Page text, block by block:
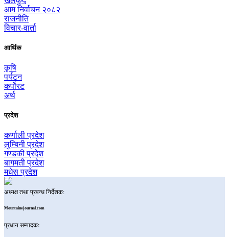
आम निर्वाचन २०८२
राजनीति
विचार-वार्ता
आर्थिक
कृषि
पर्यटन
कर्पाेरट
अर्थ
प्रदेश
कर्णाली प्रदेश
लुम्बिनी प्रदेश
गण्डकी प्रदेश
बागमती प्रदेश
मधेस प्रदेश
अध्यक्ष तथा प्रबन्ध निर्देशक:
Mountainejournal.com
प्रधान सम्पादकः